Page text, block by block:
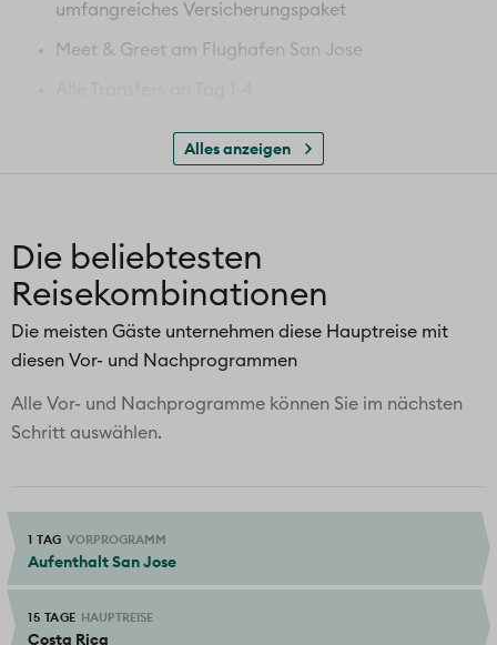
umfangreiches Versicherungspaket
Meet & Greet am Flughafen San Jose
Besuch Dorf Tortuguero
Eintritt & 2x Bootsfahren im Tortuguero
Alles anzeigen
Die beliebtesten
Reisekombinationen
Die meisten Gäste unternehmen diese Hauptreise mit
diesen Vor- und Nachprogrammen
Alle Vor- und Nachprogramme können Sie im nächsten
Schritt auswählen.
1 TAG VORPROGRAMM
Aufenthalt San Jose
15 TAGE HAUPTREISE
Costa Rica